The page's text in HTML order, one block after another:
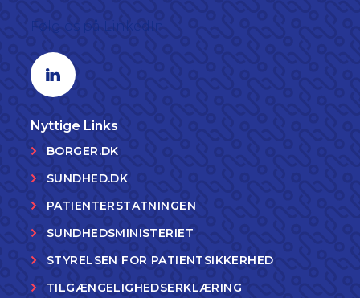
Linkedin profil
Nyttige Links
BORGER.DK
SUNDHED.DK
PATIENTERSTATNINGEN
SUNDHEDSMINISTERIET
STYRELSEN FOR PATIENTSIKKERHED
TILGÆNGELIGHEDSERKLÆRING